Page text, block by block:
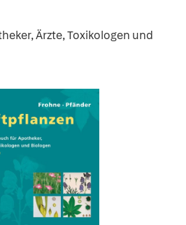
Ärzte, Toxikologen und